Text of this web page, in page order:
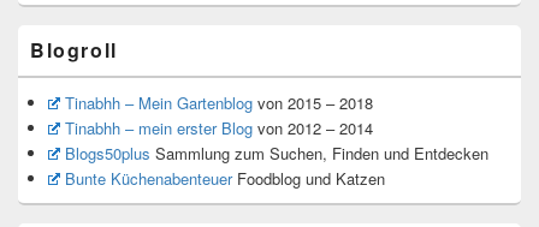
Blogroll
Tinabhh – Mein Gartenblogvon 2015 – 2018
Tinabhh – mein erster Blogvon 2012 – 2014
Blogs50plus Sammlung zum Suchen, Finden und Entdecken
Bunte KüchenabenteuerFoodblog und Katzen